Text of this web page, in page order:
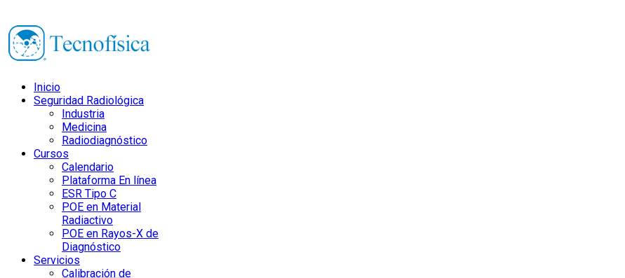
Inicio
Seguridad Radiológica
Industria
Medicina
Radiodiagnóstico
Cursos
Calendario
Plataforma En línea
ESR Tipo C
POE en Material
Radiactivo
POE en Rayos-X de
Diagnóstico
Servicios
Calibración de